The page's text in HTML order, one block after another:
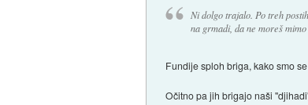
Ni dolgo trajalo. Po treh
na grmadi, da ne moreš mimo
Fundije sploh briga, kako smo
Očitno pa jih brigajo naši